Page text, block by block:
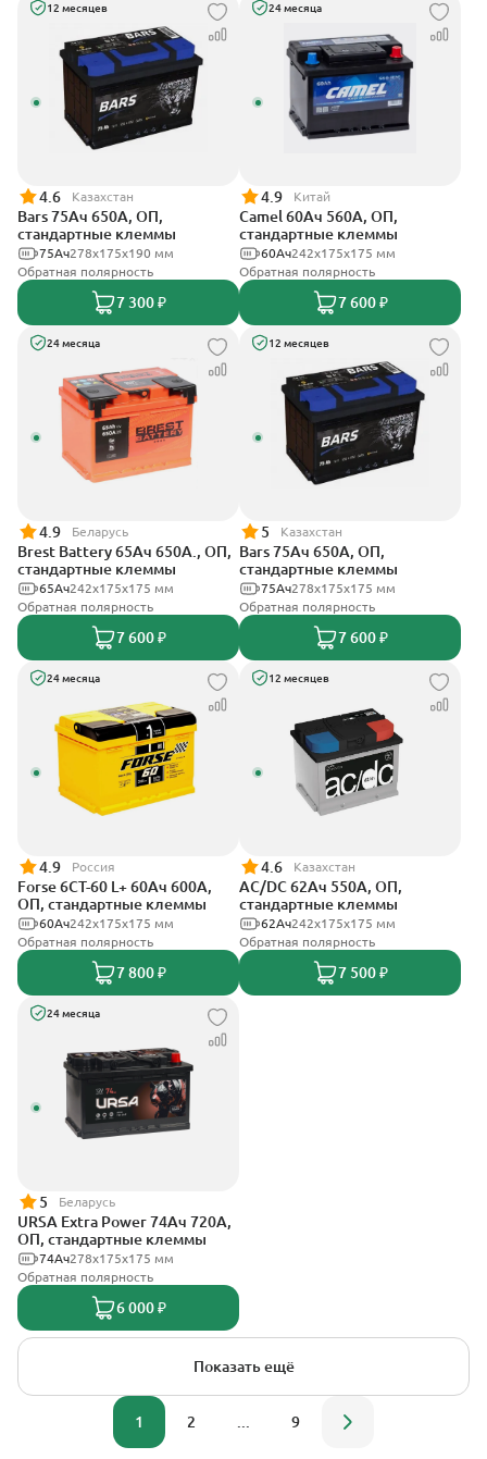
12 месяцев
4.6 Казахстан
Bars 75Ач 650А, ОП,
стандартные клеммы
278х175х190 мм
75Ач
Обратная полярность
7 300 ₽
24 месяца
4.9 Китай
Camel 60Ач 560А, ОП,
стандартные клеммы
242х175х175 мм
60Ач
Обратная полярность
7 600 ₽
24 месяца
4.9 Беларусь
Brest Battery 65Ач 650А., ОП,
стандартные клеммы
242х175х175 мм
65Ач
Обратная полярность
7 600 ₽
12 месяцев
5 Казахстан
Bars 75Ач 650А, ОП,
стандартные клеммы
278х175х175 мм
75Ач
Обратная полярность
7 600 ₽
24 месяца
4.9 Россия
Forse 6CT-60 L+ 60Ач 600А,
ОП, стандартные клеммы
242x175x175 мм
60Ач
Обратная полярность
7 800 ₽
12 месяцев
4.6 Казахстан
AC/DC 62Ач 550А, ОП,
стандартные клеммы
242х175х175 мм
62Ач
Обратная полярность
7 500 ₽
24 месяца
5 Беларусь
URSA Extra Power 74Ач 720А,
ОП, стандартные клеммы
278х175х175 мм
74Ач
Обратная полярность
6 000 ₽
Показать ещё
1 2 9